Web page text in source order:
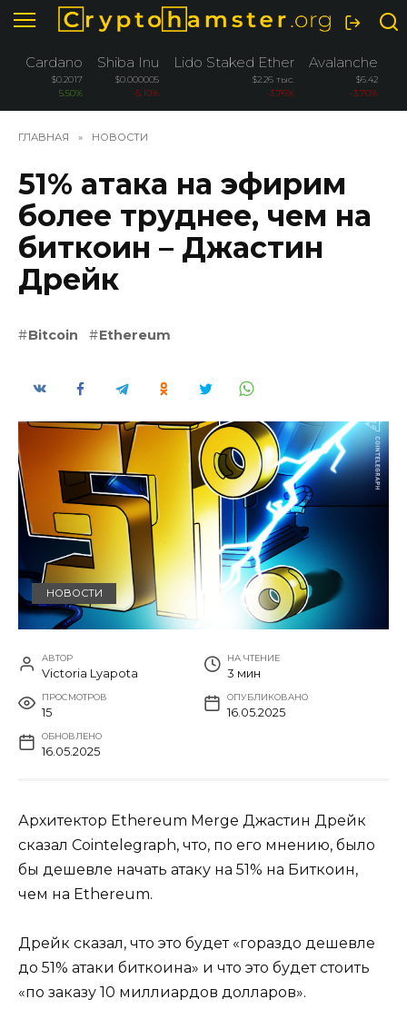
Перейти
содержанию
Cardano
$0.2017
5.50%
Shiba Inu
$0.000005
-5.10%
Lido Staked Ether
$2.26 тыс.
-3.76%
Avalanche
$6.42
-3.70%
ГЛАВНАЯ » НОВОСТИ
51% атака на эфирим
более труднее, чем на
биткоин – Джастин
Дрейк
Bitcoin Ethereum
НОВОСТИ
АВТОР
Victoria Lyapota
НА ЧТЕНИЕ
3 мин
ПРОСМОТРОВ
15
ОПУБЛИКОВАНО
16.05.2025
ОБНОВЛЕНО
16.05.2025
Архитектор Ethereum Merge Джастин Дрейк
сказал Cointelegraph, что, по его мнению, было
бы дешевле начать атаку на 51% на Биткоин,
чем на Ethereum.
Дрейк сказал, что это будет «гораздо дешевле
до 51% атаки биткоина» и что это будет стоить
«по заказу 10 миллиардов долларов».